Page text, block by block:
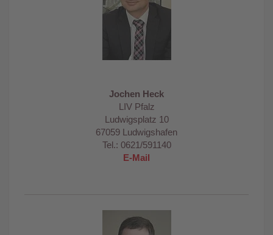
Jochen Heck
LIV Pfalz
Ludwigsplatz 10
67059 Ludwigshafen
Tel.: 0621/591140
E-Mail